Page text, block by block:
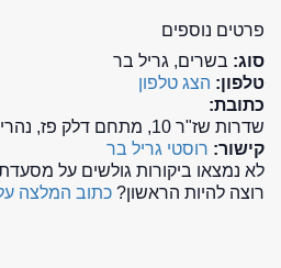
פרטים נוספים
סוג: בשרים, גריל בר
טלפון: הצג טלפון
כתובת:
שדרות שז"ר 10, מתחם דלק פז, נהריה
קישור: רוסטי גריל בר
לא נמצאו ביקורות גולשים על
רוצה להיות הראשון? כתוב המלצה